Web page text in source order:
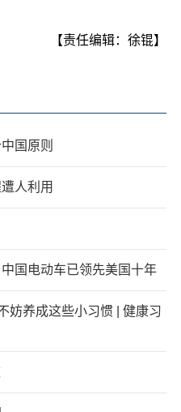
【责任编辑：徐锟】
国原则
人利用
国电动车已领先美国十年
妨养成这些小习惯 | 健康习